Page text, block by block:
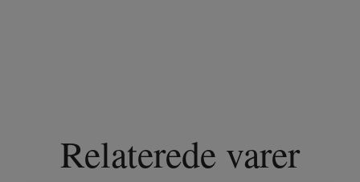
Relaterede varer